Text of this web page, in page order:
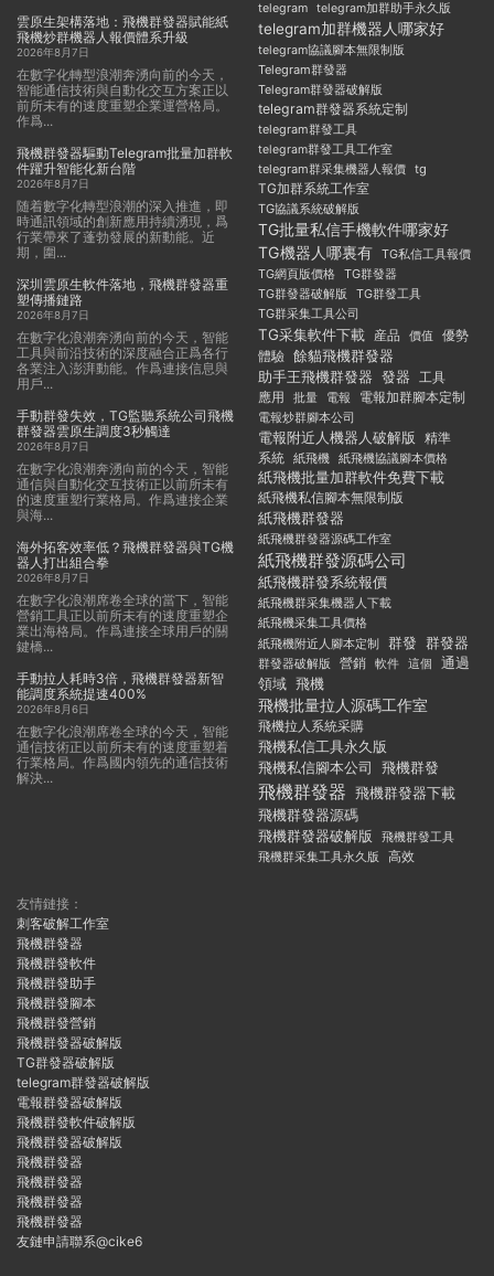
雲原生架構落地：飛機群發器賦能紙
飛機炒群機器人報價體系升級
2026年8月7日
在數字化轉型浪潮奔湧向前的今天，
智能通信技術與自動化交互方案正以
前所未有的速度重塑企業運營格局。
作爲...
飛機群發器驅動Telegram批量加群軟
件躍升智能化新台階
2026年8月7日
随着數字化轉型浪潮的深入推進，即
時通訊領域的創新應用持續湧現，爲
行業帶來了蓬勃發展的新動能。近
期，圍...
深圳雲原生軟件落地，飛機群發器重
塑傳播鏈路
2026年8月7日
在數字化浪潮奔湧向前的今天，智能
工具與前沿技術的深度融合正爲各行
各業注入澎湃動能。作爲連接信息與
用戶...
手動群發失效，TG監聽系統公司飛機
群發器雲原生調度3秒觸達
2026年8月7日
在數字化浪潮奔湧向前的今天，智能
通信與自動化交互技術正以前所未有
的速度重塑行業格局。作爲連接企業
與海...
海外拓客效率低？飛機群發器與TG機
器人打出組合拳
2026年8月7日
在數字化浪潮席卷全球的當下，智能
營銷工具正以前所未有的速度重塑企
業出海格局。作爲連接全球用戶的關
鍵橋...
手動拉人耗時3倍，飛機群發器新智
能調度系統提速400%
2026年8月6日
在數字化浪潮席卷全球的今天，智能
通信技術正以前所未有的速度重塑着
行業格局。作爲國内領先的通信技術
解決...
telegram telegram加群助手永久版
telegram加群機器人哪家好
telegram協議腳本無限制版
Telegram群發器
Telegram群發器破解版
telegram群發器系統定制
telegram群發工具
telegram群發工具工作室
telegram群采集機器人報價 tg
TG加群系統工作室
TG協議系統破解版
TG批量私信手機軟件哪家好
TG機器人哪裏有
TG私信工具報價
TG網頁版價格
TG群發器
TG群發器破解版
TG群發工具
TG群采集工具公司
TG采集軟件下載 産品 價值 優勢
體驗 餘貓飛機群發器
助手王飛機群發器 發器 工具
應用
批量 電報 電報加群腳本定制
電報炒群腳本公司
電報附近人機器人破解版 精準
系統 紙飛機 紙飛機協議腳本價格
紙飛機批量加群軟件免費下載
紙飛機私信腳本無限制版
紙飛機群發器
紙飛機群發器源碼工作室
紙飛機群發源碼公司
紙飛機群發系統報價
紙飛機群采集機器人下載
紙飛機采集工具價格
紙飛機附近人腳本定制
群發 群發器
群發器破解版 營銷 軟件 這個
通過
領域 飛機
飛機批量拉人源碼工作室
飛機拉人系統采購
飛機私信工具永久版
飛機私信腳本公司
飛機群發
飛機群發器 飛機群發器下載
飛機群發器源碼
飛機群發器破解版
飛機群發工具
飛機群采集工具永久版
高效
友情鏈接：
刺客破解工作室
飛機群發器
飛機群發軟件
飛機群發助手
飛機群發腳本
飛機群發營銷
飛機群發器破解版
TG群發器破解版
telegram群發器破解版
電報群發器破解版
飛機群發軟件破解版
飛機群發器破解版
飛機群發器
飛機群發器
飛機群發器
飛機群發器
友鏈申請聯系@cike6